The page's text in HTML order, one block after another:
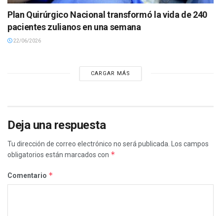
Plan Quirúrgico Nacional transformó la vida de 240
pacientes zulianos en una semana
22/06/2026
CARGAR MÁS
Deja una respuesta
Tu dirección de correo electrónico no será publicada.
Los campos
obligatorios están marcados con *
Comentario *